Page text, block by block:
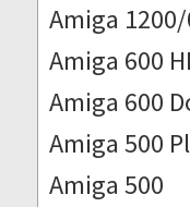
Amiga 1200/
Amiga 600
Amiga 600
Amiga 500
Amiga 500